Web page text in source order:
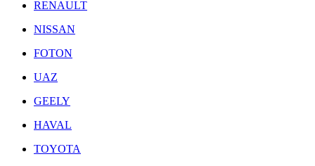
RENAULT
NISSAN
FOTON
UAZ
GEELY
HAVAL
TOYOTA